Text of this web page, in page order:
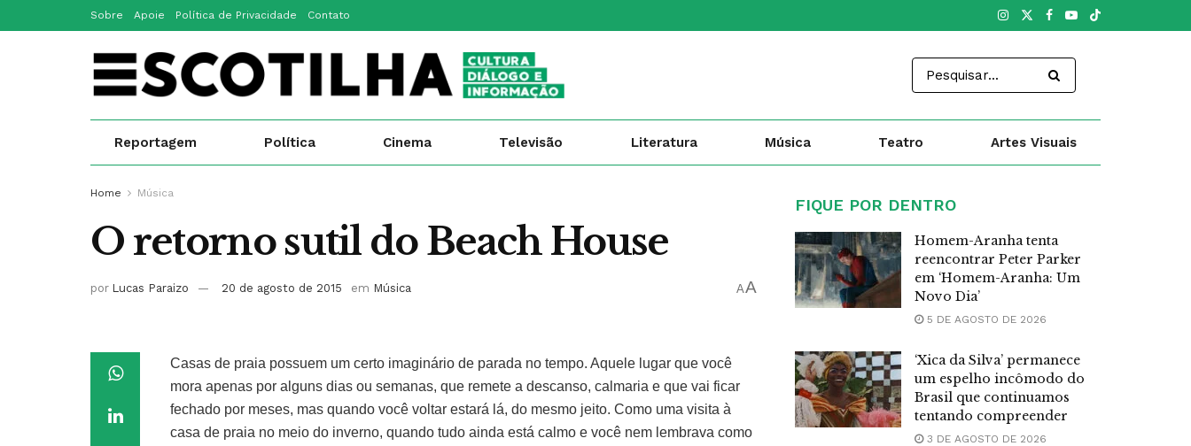
Sobre Apoie Política de Privacidade Contato
Reportagem Política Cinema Televisão Literatura Música Teatro Artes Visuais
Home Música
O retorno sutil do Beach House
por Lucas Paraizo 20 de agosto de 2015 em Música AA
Casas de praia possuem um certo imaginário de parada no tempo. Aquele lugar que você
mora apenas por alguns dias ou semanas, que remete a descanso, calmaria e que vai ficar
fechado por meses, mas quando você voltar estará lá, do mesmo jeito. Como uma visita à
casa de praia no meio do inverno, quando tudo ainda está calmo e você nem lembrava como
FIQUE POR DENTRO
Homem-Aranha tenta
reencontrar Peter Parker
em ‘Homem-Aranha: Um
Novo Dia’
5 DE AGOSTO DE 2026
‘Xica da Silva’ permanece
um espelho incômodo do
Brasil que continuamos
tentando compreender
3 DE AGOSTO DE 2026